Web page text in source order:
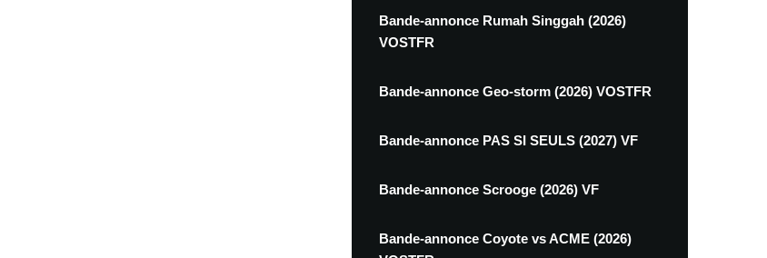
Bande-annonce Rumah Singgah (2026)
VOSTFR
Bande-annonce Geo-storm (2026) VOSTFR
Bande-annonce PAS SI SEULS (2027) VF
Bande-annonce Scrooge (2026) VF
Bande-annonce Coyote vs ACME (2026)